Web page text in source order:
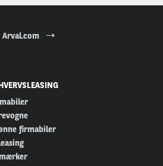
Arval.com
firmabiler